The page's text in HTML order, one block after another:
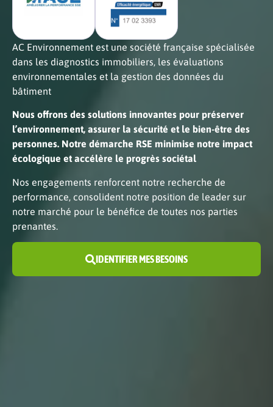
AC Environnement est une société française spécialisée
dans les diagnostics immobiliers, les évaluations
environnementales et la gestion des données du
bâtiment
Nous offrons des solutions innovantes pour préserver
l’environnement, assurer la sécurité et le bien-être des
personnes. Notre démarche RSE minimise notre impact
écologique et accélère le progrès sociétal
Nos engagements renforcent notre recherche de
performance, consolident notre position de leader sur
notre marché pour le bénéfice de toutes nos parties
prenantes.
IDENTIFIER MES BESOINS